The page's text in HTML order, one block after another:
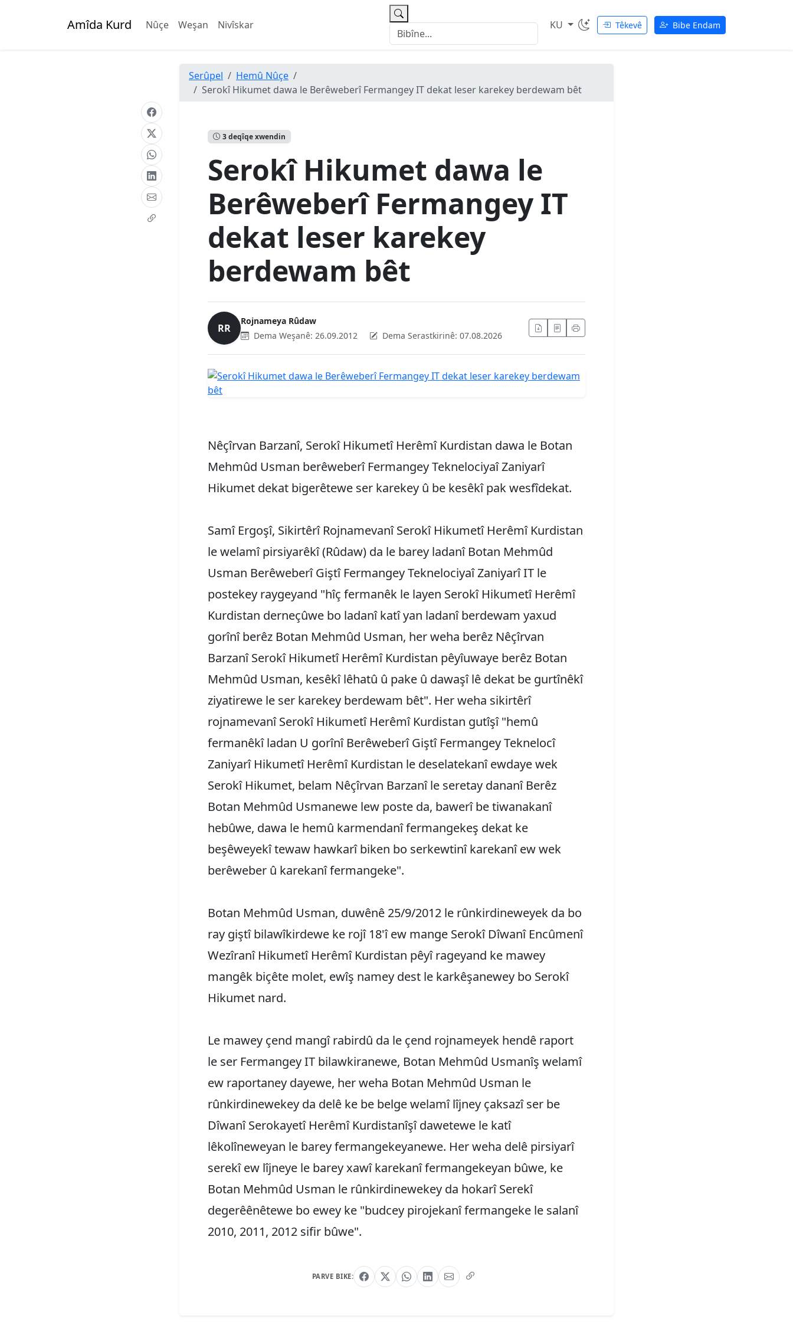
Amîda Kurd Nûçe Weşan Nivîskar KU Têkevê Bibe Endam
Serûpel
Hemû Nûçe
Serokî Hikumet dawa le Berêweberî Fermangey IT dekat leser karekey berdewam bêt
3 deqîqe xwendin
Serokî Hikumet dawa le
Berêweberî Fermangey IT
dekat leser karekey
berdewam bêt
RR
Rojnameya Rûdaw
Dema Weşanê: 26.09.2012 Dema Serastkirinê: 07.08.2026
Nêçîrvan Barzanî, Serokî Hikumetî Herêmî Kurdistan dawa le Botan
Mehmûd Usman berêweberî Fermangey Teknelociyaî Zaniyarî
Hikumet dekat bigerêtewe ser karekey û be kesêkî pak wesfîdekat.
Samî Ergoşî, Sikirtêrî Rojnamevanî Serokî Hikumetî Herêmî Kurdistan
le welamî pirsiyarêkî (Rûdaw) da le barey ladanî Botan Mehmûd
Usman Berêweberî Giştî Fermangey Teknelociyaî Zaniyarî IT le
postekey raygeyand "hîç fermanêk le layen Serokî Hikumetî Herêmî
Kurdistan derneçûwe bo ladanî katî yan ladanî berdewam yaxud
gorînî berêz Botan Mehmûd Usman, her weha berêz Nêçîrvan
Barzanî Serokî Hikumetî Herêmî Kurdistan pêyîuwaye berêz Botan
Mehmûd Usman, kesêkî lêhatû û pake û dawaşî lê dekat be gurtînêkî
ziyatirewe le ser karekey berdewam bêt". Her weha sikirtêrî
rojnamevanî Serokî Hikumetî Herêmî Kurdistan gutîşî "hemû
fermanêkî ladan U gorînî Berêweberî Giştî Fermangey Teknelocî
Zaniyarî Hikumetî Herêmî Kurdistan le deselatekanî ewdaye wek
Serokî Hikumet, belam Nêçîrvan Barzanî le seretay dananî Berêz
Botan Mehmûd Usmanewe lew poste da, bawerî be tiwanakanî
hebûwe, dawa le hemû karmendanî fermangekeş dekat ke
beşêweyekî tewaw hawkarî biken bo serkewtinî karekanî ew wek
berêweber û karekanî fermangeke".
Botan Mehmûd Usman, duwênê 25/9/2012 le rûnkirdineweyek da bo
ray giştî bilawîkirdewe ke rojî 18'î ew mange Serokî Dîwanî Encûmenî
Wezîranî Hikumetî Herêmî Kurdistan pêyî rageyand ke mawey
mangêk biçête molet, ewîş namey dest le karkêşanewey bo Serokî
Hikumet nard.
Le mawey çend mangî rabirdû da le çend rojnameyek hendê raport
le ser Fermangey IT bilawkiranewe, Botan Mehmûd Usmanîş welamî
ew raportaney dayewe, her weha Botan Mehmûd Usman le
rûnkirdinewekey da delê ke be belge welamî lîjney çaksazî ser be
Dîwanî Serokayetî Herêmî Kurdistanîşî dawetewe le katî
lêkolîneweyan le barey fermangekeyanewe. Her weha delê pirsiyarî
serekî ew lîjneye le barey xawî karekanî fermangekeyan bûwe, ke
Botan Mehmûd Usman le rûnkirdinewekey da hokarî Serekî
degerêênêtewe bo ewey ke "budcey pirojekanî fermangeke le salanî
2010, 2011, 2012 sifir bûwe".
PARVE BIKE: